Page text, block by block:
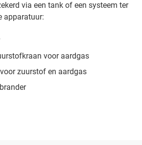
via een tank of een systeem ter
apparatuur:
voor aardgas
zuurstof en aardgas